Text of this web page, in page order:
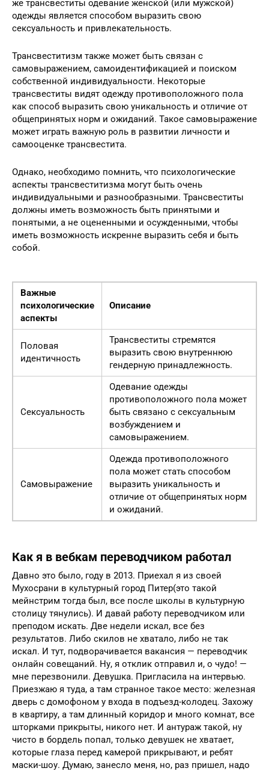
же трансвеститы одевание женской (или мужской)
одежды является способом выразить свою
сексуальность и привлекательность.
Трансвеститизм также может быть связан с
самовыражением, самоидентификацией и поиском
собственной индивидуальности. Некоторые
трансвеститы видят одежду противоположного пола
как способ выразить свою уникальность и отличие от
общепринятых норм и ожиданий. Такое самовыражение
может играть важную роль в развитии личности и
самооценке трансвестита.
Однако, необходимо помнить, что психологические
аспекты трансвеститизма могут быть очень
индивидуальными и разнообразными. Трансвеститы
должны иметь возможность быть принятыми и
понятыми, а не оцененными и осужденными, чтобы
иметь возможность искренне выразить себя и быть
собой.
Важные
психологические
аспекты
Описание
Половая
идентичность
Трансвеститы стремятся
выразить свою внутреннюю
гендерную принадлежность.
Сексуальность
Одевание одежды
противоположного пола может
быть связано с сексуальным
возбуждением и
самовыражением.
Самовыражение
Одежда противоположного
пола может стать способом
выразить уникальность и
отличие от общепринятых норм
и ожиданий.
Как я в вебкам переводчиком работал
Давно это было, году в 2013. Приехал я из своей
Мухосрани в культурный город Питер(это такой
мейнстрим тогда был, все после школы в культурную
столицу тянулись). И давай работу переводчиком или
преподом искать. Две недели искал, все без
результатов. Либо скилов не хватало, либо не так
искал. И тут, подворачивается вакансия — переводчик
онлайн совещаний. Ну, я отклик отправил и, о чудо! —
мне перезвонили. Девушка. Пригласила на интервью.
Приезжаю я туда, а там странное такое место: железная
дверь с домофоном у входа в подъезд-колодец. Захожу
в квартиру, а там длинный коридор и много комнат, все
шторками прикрыты, никого нет. И антураж такой, ну
чисто в бордель попал, только девушек не хватает,
которые глаза перед камерой прикрывают, и ребят
маски-шоу. Думаю, занесло меня, но, раз пришел, надо